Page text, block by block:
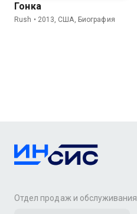
Гонка
Rush • 2013, США, Биография
Отдел продаж и обслуживания